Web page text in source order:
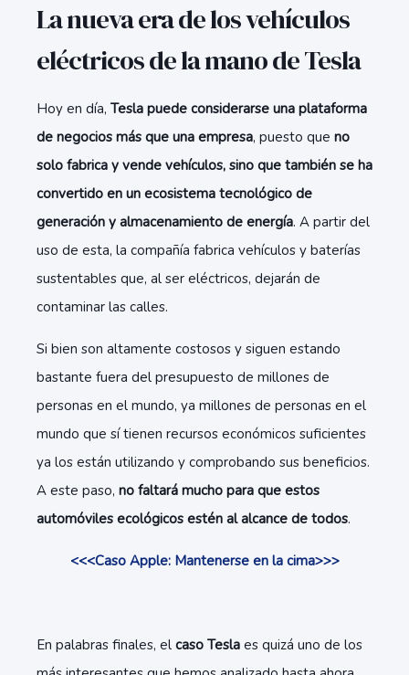
La nueva era de los vehículos
eléctricos de la mano de Tesla
Hoy en día, Tesla puede considerarse una plataforma
de negocios más que una empresa, puesto que no
solo fabrica y vende vehículos, sino que también se ha
convertido en un ecosistema tecnológico de
generación y almacenamiento de energía. A partir del
uso de esta, la compañía fabrica vehículos y baterías
sustentables que, al ser eléctricos, dejarán de
contaminar las calles.
Si bien son altamente costosos y siguen estando
bastante fuera del presupuesto de millones de
personas en el mundo, ya millones de personas en el
mundo que sí tienen recursos económicos suficientes
ya los están utilizando y comprobando sus beneficios.
A este paso, no faltará mucho para que estos
automóviles ecológicos estén al alcance de todos.
<<<Caso Apple: Mantenerse en la cima>>>
En palabras finales, el caso Tesla es quizá uno de los